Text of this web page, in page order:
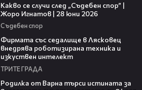
Какво се случи след „Съдебен спор” |
Жоро Игнатов | 28 юни 2026
Съдебен спор
Фирмата със седалище в Лясковец
внедрява роботизирана техника и
изкуствен интелект
ТРИТЕ ГРАДА
Родилка от Варна търси истината за